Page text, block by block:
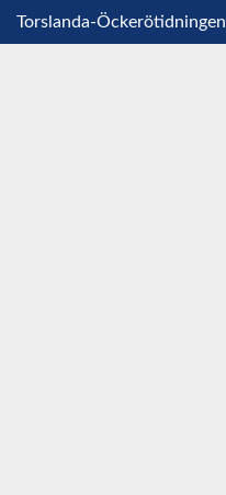
Torslanda-Öckerötidningen